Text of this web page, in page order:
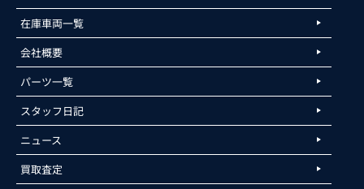
在庫車両一覧
会社概要
パーツ一覧
スタッフ日記
ニュース
買取査定